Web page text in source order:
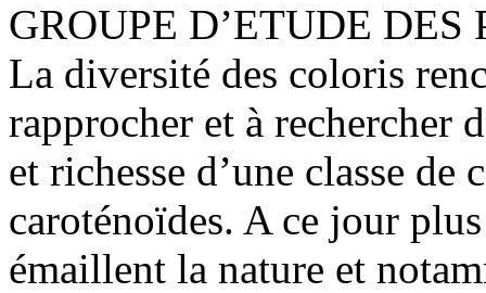
GROUPE D’ETUDE DES
La diversité des coloris
rapprocher et à rechercher
et richesse d’une classe de
caroténoïdes. A ce jour
émaillent la nature et